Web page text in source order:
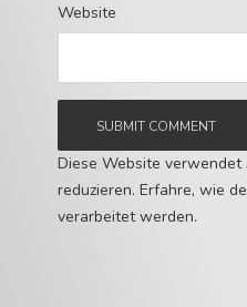
Website
Diese Website verwendet
reduzieren. Erfahre, wie
verarbeitet werden.